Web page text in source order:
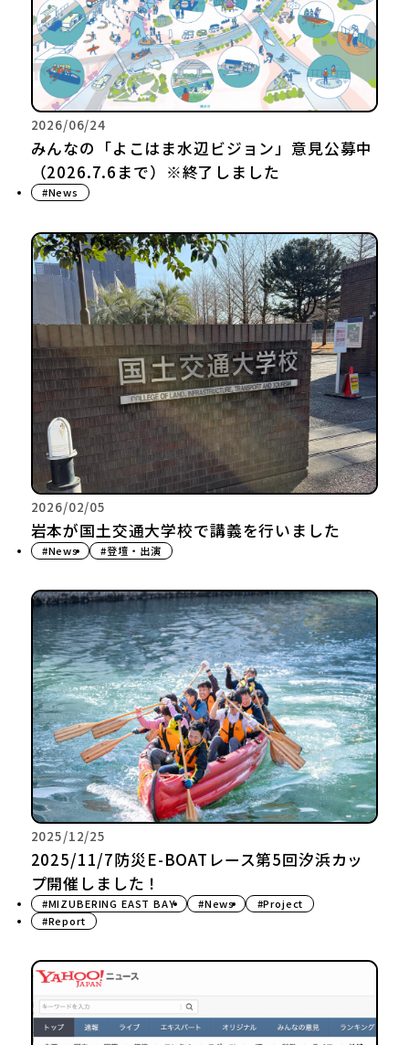
2026/06/24
みんなの「よこはま水辺ビジョン」意見公募中
（2026.7.6まで）※終了しました
#News
2026/02/05
岩本が国土交通大学校で講義を行いました
#News #登壇・出演
2025/12/25
2025/11/7防災E-BOATレース第5回汐浜カッ
プ開催しました！
#MIZUBERING EAST BAY #News
#Project
#Report